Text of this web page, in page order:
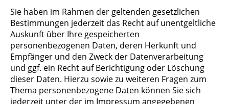
Sie haben im Rahmen der geltenden gesetzlichen
Bestimmungen jederzeit das Recht auf unentgeltliche
Auskunft über Ihre gespeicherten
personenbezogenen Daten, deren Herkunft und
Empfänger und den Zweck der Datenverarbeitung
und ggf. ein Recht auf Berichtigung oder Löschung
dieser Daten. Hierzu sowie zu weiteren Fragen zum
Thema personenbezogene Daten können Sie sich
jederzeit unter der im Impressum angegebenen